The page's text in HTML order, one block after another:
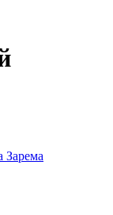
Зарема